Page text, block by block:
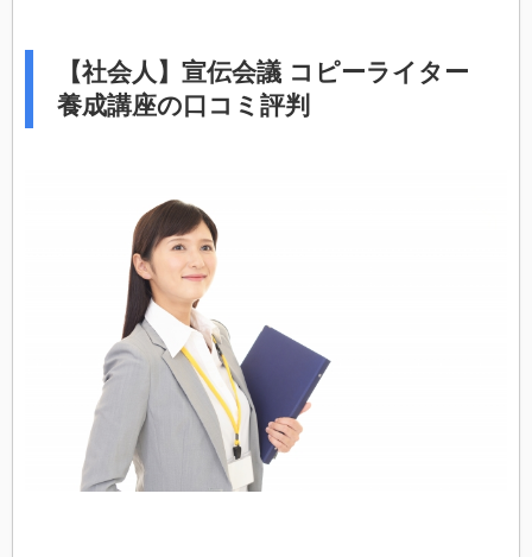
【社会人】宣伝会議 コピーライター
養成講座の口コミ評判